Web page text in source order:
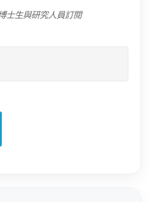
士生與研究人員訂閱